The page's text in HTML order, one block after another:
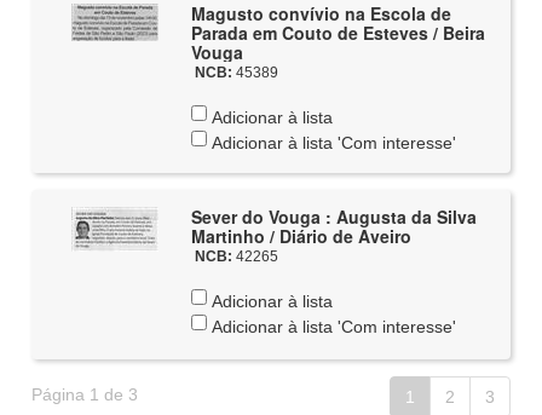
Magusto convívio na Escola de
Parada em Couto de Esteves / Beira
Vouga
NCB: 45389
Adicionar à lista
Adicionar à lista 'Com interesse'
Sever do Vouga : Augusta da Silva
Martinho / Diário de Aveiro
NCB: 42265
Adicionar à lista
Adicionar à lista 'Com interesse'
Página 1 de 3 1 2 3